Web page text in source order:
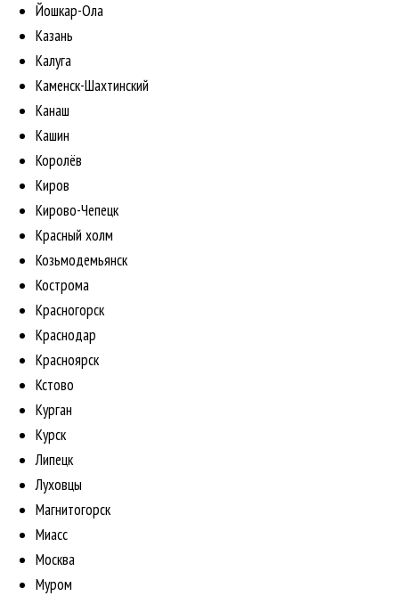
Йошкар-Ола
Казань
Калуга
Каменск-Шахтинский
Канаш
Кашин
Королёв
Киров
Кирово-Чепецк
Красный холм
Козьмодемьянск
Кострома
Красногорск
Краснодар
Красноярск
Кстово
Курган
Курск
Липецк
Луховцы
Магнитогорск
Миасс
Москва
Муром